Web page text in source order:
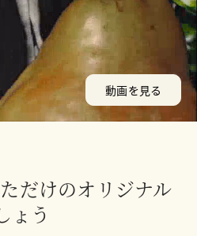
動画を見る
だけのオリジナル
ょう